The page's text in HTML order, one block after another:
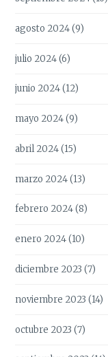
agosto 2024(9)
julio 2024(6)
junio 2024(12)
mayo 2024(9)
abril 2024(15)
marzo 2024(13)
febrero 2024(8)
enero 2024(10)
diciembre 2023 (7)
noviembre 2023 (14)
octubre 2023 (7)